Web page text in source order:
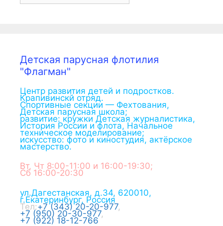
Детская парусная флотилия
"Флагман"
Центр развития детей и подростков.
Крапивинскй отряд.
Спортивные секции — Фехтования,
Детская парусная школа;
развитие: кружки Детская журналистика,
История России и флота, Начальное
техническое моделирование;
искусство: фото и киностудия, актёрское
мастерство.
Вт, Чт 8:00-11:00 и 16:00-19:30;
Сб 16:00-20:30
ул.Дагестанская, д.34, 620010,
г.Екатеринбург, Россия
Тел:+7 (343) 20-20-977,
+7 (950) 20-30-977,
+7 (922) 18-12-766